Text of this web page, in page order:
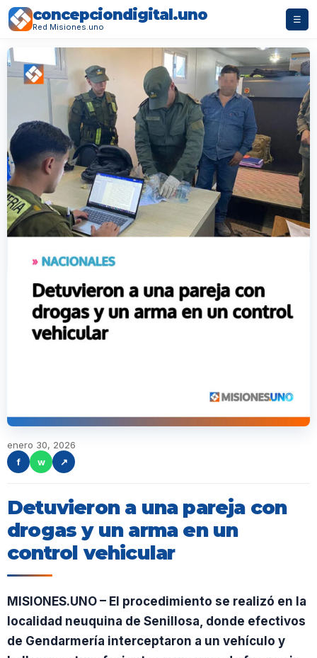
concepciondigital.uno
Red Misiones.uno
☰
enero 30, 2026
f
w ↗
Detuvieron a una pareja con
drogas y un arma en un
control vehicular
MISIONES.UNO – El procedimiento se realizó en la
localidad neuquina de Senillosa, donde efectivos
de Gendarmería interceptaron a un vehículo y